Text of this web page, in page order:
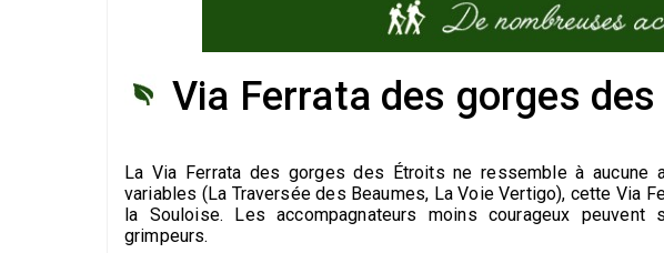
Via Ferrata des gorges
La Via Ferrata des gorges des Étroits ne ressemble à
variables (La Traversée des Beaumes, La Voie Vertigo), cette Via
la Souloise. Les accompagnateurs moins courageux
grimpeurs.